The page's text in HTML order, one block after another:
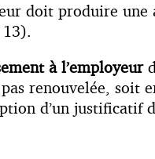
doit produire
à l’employeur
renouvelée, soit
d’un